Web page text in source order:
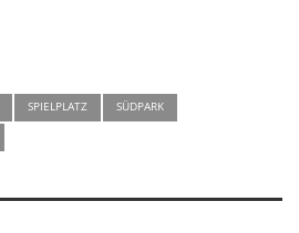
SPIELPLATZ
SÜDPARK